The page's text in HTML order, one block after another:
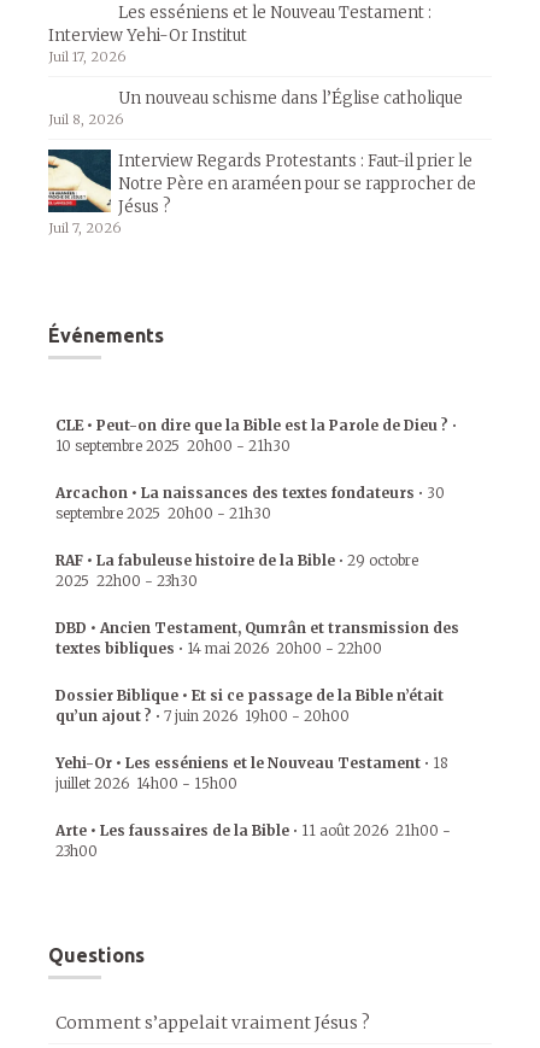
Les esséniens et le Nouveau Testament :
Interview Yehi-Or Institut
Juil 17, 2026
Un nouveau schisme dans l’Église catholique
Juil 8, 2026
Interview Regards Protestants : Faut-il prier le
Notre Père en araméen pour se rapprocher de
Jésus ?
Juil 7, 2026
Événements
CLE • Peut-on dire que la Bible est la Parole de Dieu ? •
10 septembre 2025 20h00 - 21h30
Arcachon • La naissances des textes fondateurs • 30
septembre 2025 20h00 - 21h30
RAF • La fabuleuse histoire de la Bible • 29 octobre
2025 22h00 - 23h30
DBD • Ancien Testament, Qumrân et transmission des
textes bibliques • 14 mai 2026 20h00 - 22h00
Dossier Biblique • Et si ce passage de la Bible n’était
qu’un ajout ? • 7 juin 2026 19h00 - 20h00
Yehi-Or • Les esséniens et le Nouveau Testament • 18
juillet 2026 14h00 - 15h00
Arte • Les faussaires de la Bible • 11 août 2026 21h00 -
23h00
Questions
Comment s’appelait vraiment Jésus ?